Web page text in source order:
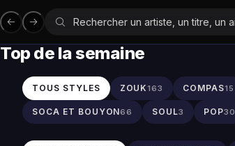
Top de la semaine
TOUS STYLES ZOUK163 COMPAS15
SOCA ET BOUYON66 SOUL3 POP30